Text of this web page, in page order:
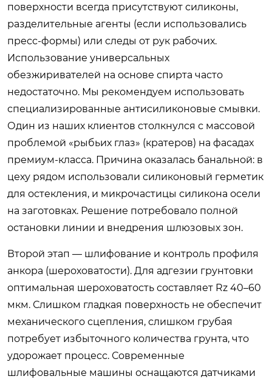
поверхности всегда присутствуют силиконы,
разделительные агенты (если использовались
пресс-формы) или следы от рук рабочих.
Использование универсальных
обезжиривателей на основе спирта часто
недостаточно. Мы рекомендуем использовать
специализированные антисиликоновые смывки.
Один из наших клиентов столкнулся с массовой
проблемой «рыбьих глаз» (кратеров) на фасадах
премиум-класса. Причина оказалась банальной: в
цеху рядом использовали силиконовый герметик
для остекления, и микрочастицы силикона осели
на заготовках. Решение потребовало полной
остановки линии и внедрения шлюзовых зон.
Второй этап — шлифование и контроль профиля
анкора (шероховатости). Для адгезии грунтовки
оптимальная шероховатость составляет Rz 40–60
мкм. Слишком гладкая поверхность не обеспечит
механического сцепления, слишком грубая
потребует избыточного количества грунта, что
удорожает процесс. Современные
шлифовальные машины оснащаются датчиками